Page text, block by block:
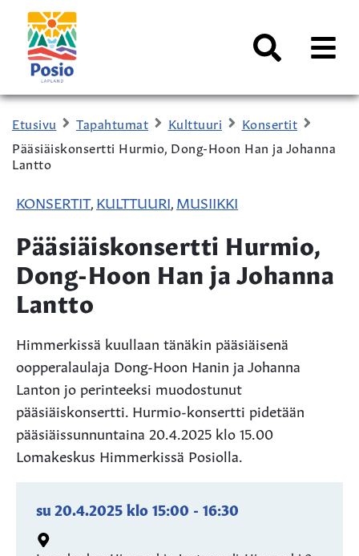
Siirry sisältöön
Kaupungin
logo
AVAA
Etusivu Tapahtumat Kulttuuri
Konsertit
Pääsiäiskonsertti Hurmio, Dong-Hoon Han ja Johanna
Lantto
KONSERTIT, KULTTUURI MUSIIKKI
Pääsiäiskonsertti Hurmio,
Dong-Hoon Han ja Johanna
Lantto
Himmerkissä kuullaan tänäkin pääsiäisenä
oopperalaulaja Dong-Hoon Hanin ja Johanna
Lanton jo perinteeksi muodostunut
pääsiäiskonsertti. Hurmio-konsertti pidetään
pääsiäissunnuntaina 20.4.2025 klo 15.00
Lomakeskus Himmerkissä Posiolla.
su 20.4.2025klo15:00 - 16:30